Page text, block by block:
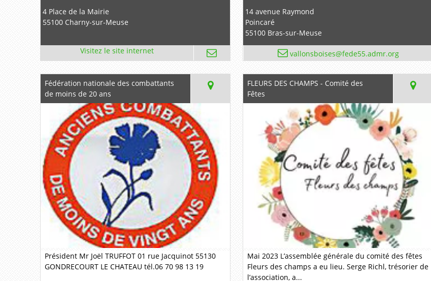
4 Place de la Mairie
55100 Charny-sur-Meuse
14 avenue Raymond
Poincaré
55100 Bras-sur-Meuse
vallonsboises@fede55.admr.org
Fédération nationale des combattants
de moins de 20 ans
Président Mr Joël TRUFFOT 01 rue Jacquinot 55130
GONDRECOURT LE CHATEAU tél.06 70 98 13 19
FLEURS DES CHAMPS - Comité des
Fêtes
Mai 2023 L’assemblée générale du comité des fêtes
Fleurs des champs a eu lieu. Serge Richl, trésorier de
l’association, a...